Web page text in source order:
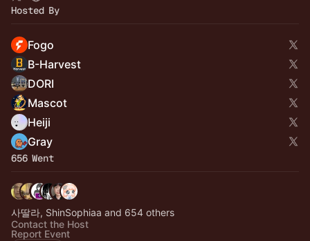
Hosted By
Fogo
B-Harvest
DORI
Mascot
Heiji
Gray
656 Went
사딸라, ShinSophiaa and 654 others
Contact the Host
Report Event